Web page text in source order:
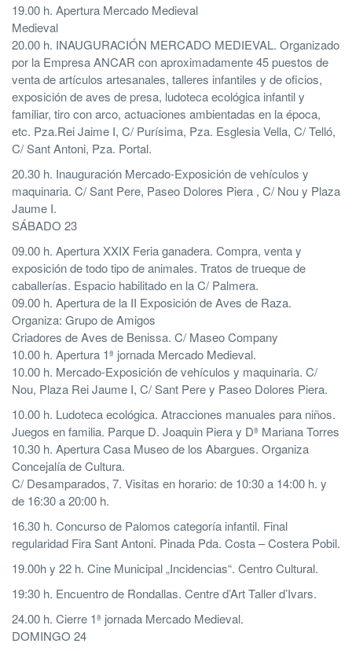
19.00 h. Apertura Mercado Medieval
Medieval
20.00 h. INAUGURACIÓN MERCADO MEDIEVAL. Organizado
por la Empresa ANCAR con aproximadamente 45 puestos de
venta de artículos artesanales, talleres infantiles y de oficios,
exposición de aves de presa, ludoteca ecológica infantil y
familiar, tiro con arco, actuaciones ambientadas en la época,
etc. Pza.Rei Jaime I, C/ Purísima, Pza. Esglesia Vella, C/ Telló,
C/ Sant Antoni, Pza. Portal.
20.30 h. Inauguración Mercado-Exposición de vehículos y
maquinaria. C/ Sant Pere, Paseo Dolores Piera , C/ Nou y Plaza
Jaume I.
SÁBADO 23
09.00 h. Apertura XXIX Feria ganadera. Compra, venta y
exposición de todo tipo de animales. Tratos de trueque de
caballerías. Espacio habilitado en la C/ Palmera.
09.00 h. Apertura de la II Exposición de Aves de Raza.
Organiza: Grupo de Amigos
Criadores de Aves de Benissa. C/ Maseo Company
10.00 h. Apertura 1ª jornada Mercado Medieval.
10.00 h. Mercado-Exposición de vehículos y maquinaria. C/
Nou, Plaza Rei Jaume I, C/ Sant Pere y Paseo Dolores Piera.
10.00 h. Ludoteca ecológica. Atracciones manuales para niños.
Juegos en familia. Parque D. Joaquin Piera y Dª Mariana Torres
10.30 h. Apertura Casa Museo de los Abargues. Organiza
Concejalía de Cultura.
C/ Desamparados, 7. Visitas en horario: de 10:30 a 14:00 h. y
de 16:30 a 20:00 h.
16.30 h. Concurso de Palomos categoría infantil. Final
regularidad Fira Sant Antoni. Pinada Pda. Costa – Costera Pobil.
19.00h y 22 h. Cine Municipal „Incidencias“. Centro Cultural.
19:30 h. Encuentro de Rondallas. Centre d’Art Taller d’Ivars.
24.00 h. Cierre 1ª jornada Mercado Medieval.
DOMINGO 24